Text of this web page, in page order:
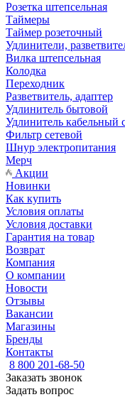
Розетка штепсельная
Таймеры
Таймер розеточный
Удлинители,
Вилка штепсельная
Колодка
Переходник
Разветвитель, адаптер
Удлинитель бытовой
Удлинитель кабельный
Фильтр сетевой
Шнур электропитания
Мерч
Акции
Новинки
Как купить
Условия оплаты
Условия доставки
Гарантия на товар
Возврат
Компания
О компании
Новости
Отзывы
Вакансии
Магазины
Бренды
Контакты
8 800 201-68-50
Заказать звонок
Задать вопрос